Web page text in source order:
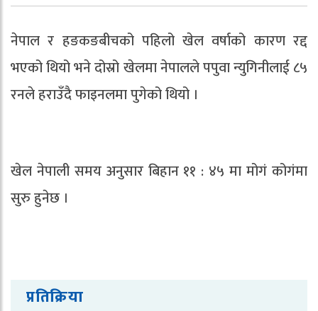
नेपाल र हङकङबीचको पहिलो खेल वर्षाको कारण रद्द
भएको थियो भने दोस्रो खेलमा नेपालले पपुवा न्युगिनीलाई ८५
रनले हराउँदै फाइनलमा पुगेको थियो ।
खेल नेपाली समय अनुसार बिहान ११ : ४५ मा मोगं कोगंमा
सुरु हुनेछ ।
प्रतिक्रिया